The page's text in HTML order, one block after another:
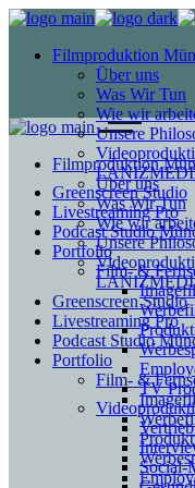
Filmproduktion
Über uns
Was Wir Tun
Wie wir
Unsere
Greenscreen Studio
Livestreaming Pro
Podcast Studio
Portfolio
Film- &
TV
Social-
Filmproduktion
Über uns
Was Wir Tun
Wie wir
Unsere
Greenscreen Studio
Livestreaming Pro
Podcast Studio
Portfolio
Film- &